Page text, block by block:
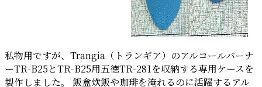
私物用ですが、Trangia（トランギア）のアルコールバーナ
ーTR-B25とTR-B25用五徳TR-281を収納する専用ケースを
製作しました。 飯盒炊飯や珈琲を淹れるのに活躍するアル